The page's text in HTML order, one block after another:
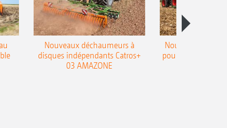
Nouveaux déchaumeurs à
disques indépendants Catros+
03 AMAZONE
Nouvelle double
pour le